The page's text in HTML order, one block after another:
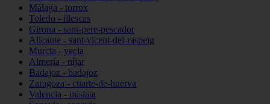
Málaga - torrox
Toledo - illescas
Girona - sant-pere-pescador
Alicante - sant-vicent-del-raspeig
Murcia - yecla
Almería - níjar
Badajoz - badajoz
Zaragoza - cuarte-de-huerva
Valencia - mislata